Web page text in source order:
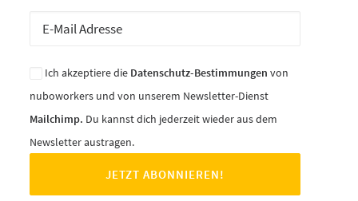
Ich akzeptiere die Datenschutz-Bestimmungen von
nuboworkers und von unserem Newsletter-Dienst
Mailchimp. Du kannst dich jederzeit wieder aus dem
Newsletter austragen.